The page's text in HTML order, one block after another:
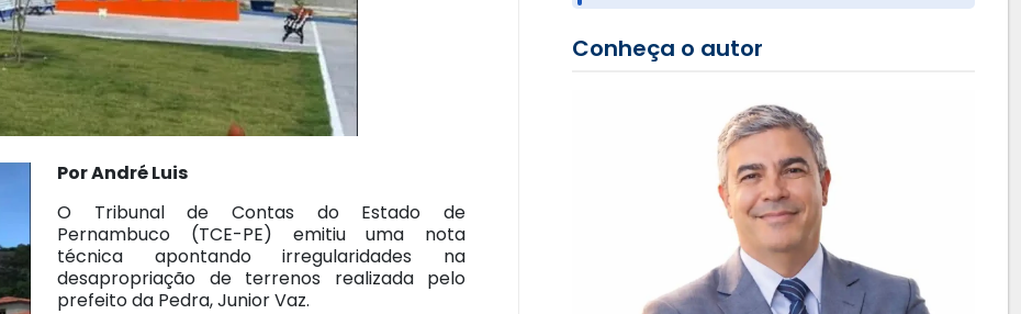
Por André Luis
O Tribunal de Contas do Estado de
Pernambuco (TCE-PE) emitiu uma nota
técnica apontando irregularidades na
desapropriação de terrenos realizada pelo
prefeito da Pedra, Junior Vaz.
Conheça o autor